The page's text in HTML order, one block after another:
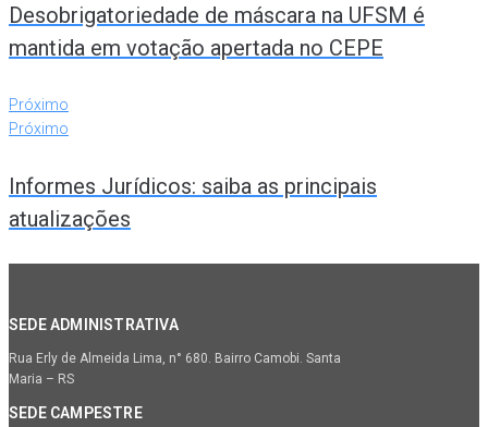
Desobrigatoriedade de máscara na UFSM é
mantida em votação apertada no CEPE
Próximo
Próximo
Informes Jurídicos: saiba as principais
atualizações
SEDE ADMINISTRATIVA
Rua Erly de Almeida Lima, n° 680. Bairro Camobi. Santa
Maria – RS
SEDE CAMPESTRE